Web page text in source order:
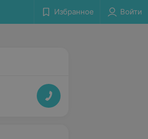
Избранное Войти